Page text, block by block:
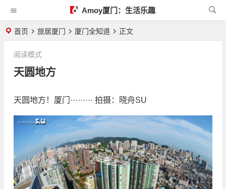
Amoy厦门：生活乐趣
首页 旅居厦门 厦门全知道 正文
天圆地方
阅读模式
天圆地方！厦门········· 拍摄：晓舟SU